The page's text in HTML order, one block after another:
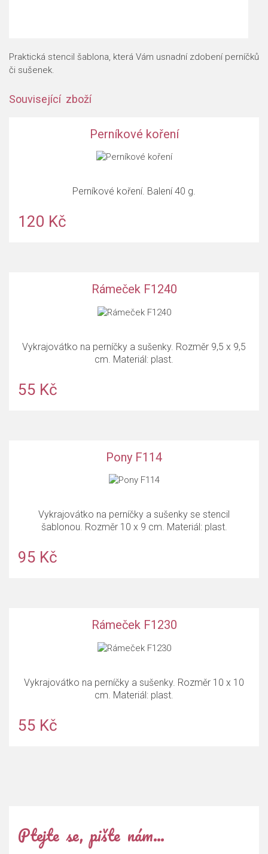
Praktická stencil šablona, která Vám usnadní zdobení perníčků
či sušenek.
Související zboží
Perníkové koření
Perníkové koření. Balení 40 g.
120 Kč
Rámeček F1240
Vykrajovátko na perníčky a sušenky. Rozměr 9,5 x 9,5
cm. Materiál: plast.
55 Kč
Pony F114
Vykrajovátko na perníčky a sušenky se stencil
šablonou. Rozměr 10 x 9 cm. Materiál: plast.
95 Kč
Rámeček F1230
Vykrajovátko na perníčky a sušenky. Rozměr 10 x 10
cm. Materiál: plast.
55 Kč
Ptejte se, pište nám…